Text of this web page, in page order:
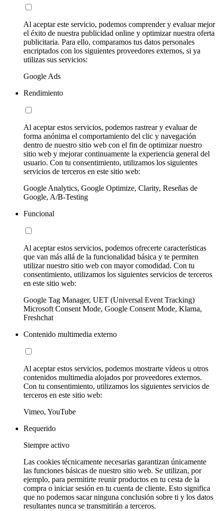
Al aceptar este servicio, podemos comprender y evaluar mejor
el éxito de nuestra publicidad online y optimizar nuestra oferta
publicitaria. Para ello, comparamos tus datos personales
encriptados con los siguientes proveedores externos, si ya
utilizas sus servicios:
Google Ads
Rendimiento
Al aceptar estos servicios, podemos rastrear y evaluar de
forma anónima el comportamiento del clic y navegación
dentro de nuestro sitio web con el fin de optimizar nuestro
sitio web y mejorar continuamente la experiencia general del
usuario. Con tu consentimiento, utilizamos los siguientes
servicios de terceros en este sitio web:
Google Analytics, Google Optimize, Clarity, Reseñas de
Google, A/B-Testing
Funcional
Al aceptar estos servicios, podemos ofrecerte características
que van más allá de la funcionalidad básica y te permiten
utilizar nuestro sitio web con mayor comodidad. Con tu
consentimiento, utilizamos los siguientes servicios de terceros
en este sitio web:
Google Tag Manager, UET (Universal Event Tracking)
Microsoft Consent Mode, Google Consent Mode, Klarna,
Freshchat
Contenido multimedia externo
Al aceptar estos servicios, podemos mostrarte vídeos u otros
contenidos multimedia alojados por proveedores externos.
Con tu consentimiento, utilizamos los siguientes servicios de
terceros en este sitio web:
Vimeo, YouTube
Requerido
Siempre activo
Las cookies técnicamente necesarias garantizan únicamente
las funciones básicas de nuestro sitio web. Se utilizan, por
ejemplo, para permitirte reunir productos en tu cesta de la
compra o iniciar sesión en tu cuenta de cliente. Esto significa
que no podemos sacar ninguna conclusión sobre ti y los datos
resultantes nunca se transmitirán a terceros.